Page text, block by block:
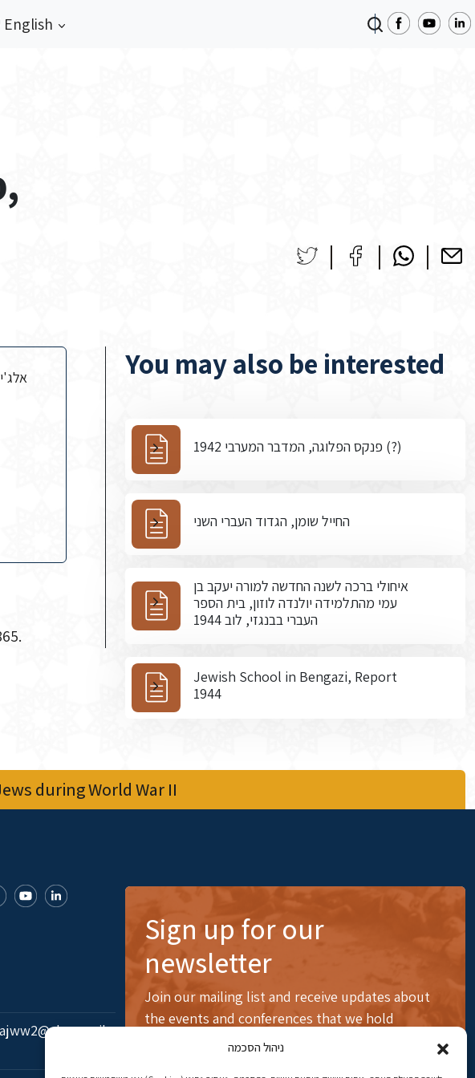
ניהול הסכמה
English
You may also be interested
פנקס הפלוגה, המדבר המערבי 1942 (?)
החייל שומן, הגדוד העברי השני
איחולי ברכה לשנה החדשה למורה יעקב בן
עמי מהתלמידה יולנדה לוזון, בית הספר
העברי בבנגזי, לוב 1944
Jewish School in Bengazi, Report
1944
during World War II
Sign up for our
newsletter
Join our mailing list and receive updates about
the events and conferences that we hold